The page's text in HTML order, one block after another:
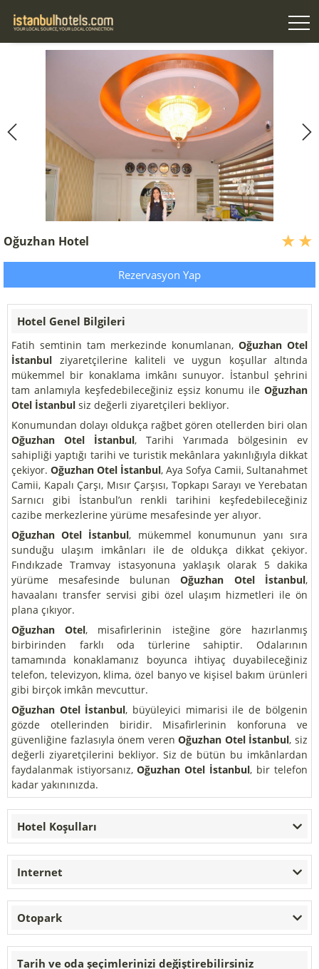
Oğuzhan Hotel
Rezervasyon Yap
Hotel Genel Bilgileri
Fatih semtinin tam merkezinde konumlanan, Oğuzhan Otel
İstanbul ziyaretçilerine kaliteli ve uygun koşullar altında
mükemmel bir konaklama imkânı sunuyor. İstanbul şehrini
tam anlamıyla keşfedebileceğiniz eşsiz konumu ile Oğuzhan
Otel İstanbul siz değerli ziyaretçileri bekliyor.
Konumundan dolayı oldukça rağbet gören otellerden biri olan
Oğuzhan Otel İstanbul, Tarihi Yarımada bölgesinin ev
sahipliği yaptığı tarihi ve turistik mekânlara yakınlığıyla dikkat
çekiyor. Oğuzhan Otel İstanbul, Aya Sofya Camii, Sultanahmet
Camii, Kapalı Çarşı, Mısır Çarşısı, Topkapı Sarayı ve Yerebatan
Sarnıcı gibi İstanbul’un renkli tarihini keşfedebileceğiniz
cazibe merkezlerine yürüme mesafesinde yer alıyor.
Oğuzhan Otel İstanbul, mükemmel konumunun yanı sıra
sunduğu ulaşım imkânları ile de oldukça dikkat çekiyor.
Fındıkzade Tramvay istasyonuna yaklaşık olarak 5 dakika
yürüme mesafesinde bulunan Oğuzhan Otel İstanbul,
havaalanı transfer servisi gibi özel ulaşım hizmetleri ile ön
plana çıkıyor.
Oğuzhan Otel, misafirlerinin isteğine göre hazırlanmış
birbirinden farklı oda türlerine sahiptir. Odalarının
tamamında konaklamanız boyunca ihtiyaç duyabileceğiniz
telefon, televizyon, klima, özel banyo ve kişisel bakım ürünleri
gibi birçok imkân mevcuttur.
Oğuzhan Otel İstanbul, büyüleyici mimarisi ile de bölgenin
gözde otellerinden biridir. Misafirlerinin konforuna ve
güvenliğine fazlasıyla önem veren Oğuzhan Otel İstanbul, siz
değerli ziyaretçilerini bekliyor. Siz de bütün bu imkânlardan
faydalanmak istiyorsanız, Oğuzhan Otel İstanbul, bir telefon
kadar yakınınızda.
Hotel Koşulları
Internet
Otopark
Tarih ve oda şeçimlerinizi değiştirebilirsiniz